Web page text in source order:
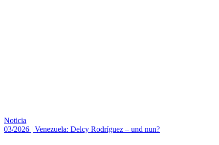
Noticia
03/2026 | Venezuela: Delcy Rodríguez – und nun?